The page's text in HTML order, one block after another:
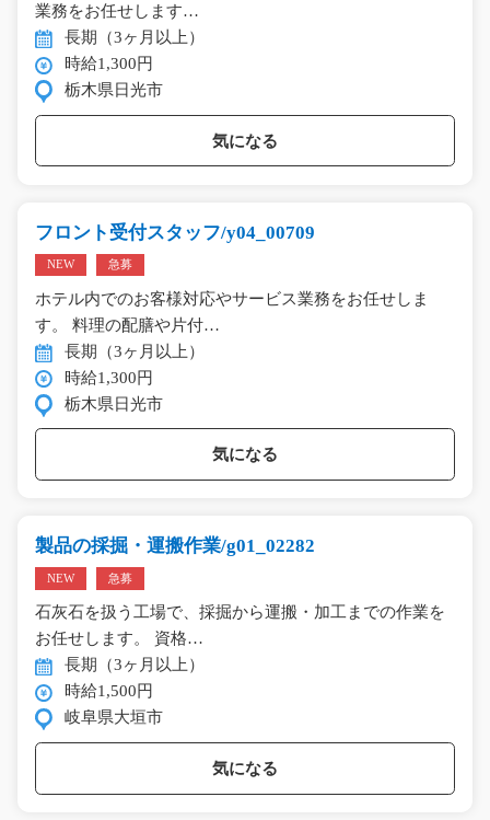
業務をお任せします…
長期（3ヶ月以上）
時給1,300円
栃木県日光市
気になる
フロント受付スタッフ/y04_00709
NEW 急募
ホテル内でのお客様対応やサービス業務をお任せしま
す。 料理の配膳や片付…
長期（3ヶ月以上）
時給1,300円
栃木県日光市
気になる
製品の採掘・運搬作業/g01_02282
NEW 急募
石灰石を扱う工場で、採掘から運搬・加工までの作業を
お任せします。 資格…
長期（3ヶ月以上）
時給1,500円
岐阜県大垣市
気になる